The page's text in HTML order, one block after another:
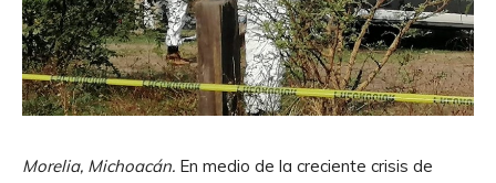
Morelia, Michoacán. En medio de la creciente crisis de